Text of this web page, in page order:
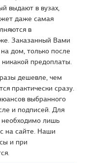
выдают в вузах,
даже самая
в
Заказанный Вами
дом, только после
предоплаты.
дешевле, чем
практически сразу.
выбранного
и подписей. Для
необходимо лишь
на сайте. Наши
и при